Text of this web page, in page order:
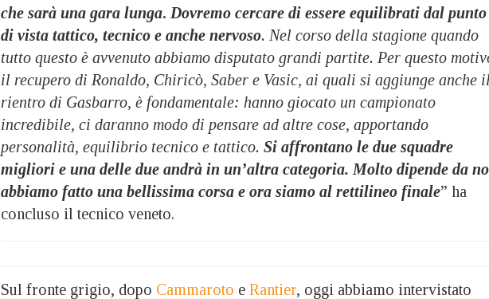
che sarà una gara lunga. Dovremo cercare di essere equilibrati dal punto
di vista tattico, tecnico e anche nervoso. Nel corso della stagione quando
tutto questo è avvenuto abbiamo disputato grandi partite. Per questo
il recupero di Ronaldo, Chiricò, Saber e Vasic, ai quali si aggiunge anche
rientro di Gasbarro, è fondamentale: hanno giocato un campionato
incredibile, ci daranno modo di pensare ad altre cose, apportando
personalità, equilibrio tecnico e tattico. Si affrontano le due squadre
migliori e una delle due andrà in un’altra categoria. Molto dipende da
abbiamo fatto una bellissima corsa e ora siamo al rettilineo finale” ha
concluso il tecnico veneto.
Sul fronte grigio, dopo Cammaroto e Rantier, oggi abbiamo intervistato